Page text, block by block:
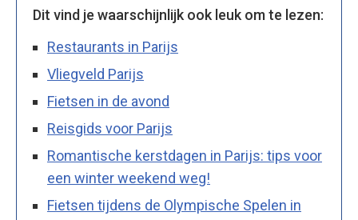
Dit vind je waarschijnlijk ook leuk om te lezen:
Restaurants in Parijs
Vliegveld Parijs
Fietsen in de avond
Reisgids voor Parijs
Romantische kerstdagen in Parijs: tips voor
een winter weekend weg!
Fietsen tijdens de Olympische Spelen in